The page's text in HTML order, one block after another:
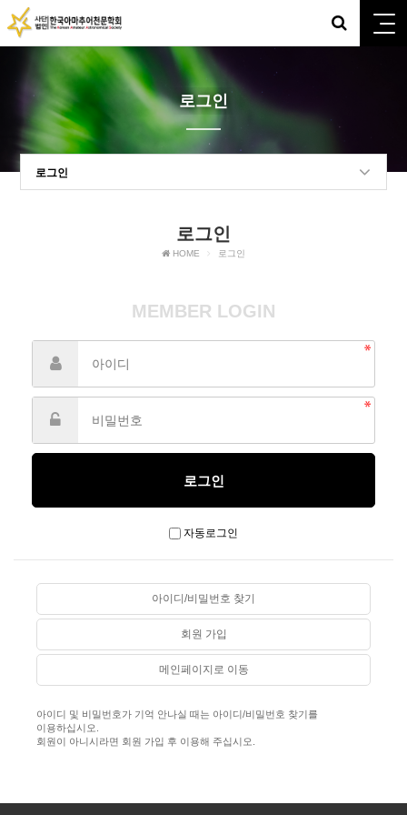
로그인
로그인
로그인
HOME 로그인
MEMBER LOGIN
자동로그인
아이디/비밀번호 찾기
회원 가입
메인페이지로 이동
아이디 및 비밀번호가 기억 안나실 때는 아이디/비밀번호 찾기를
이용하십시오.
회원이 아니시라면 회원 가입 후 이용해 주십시오.